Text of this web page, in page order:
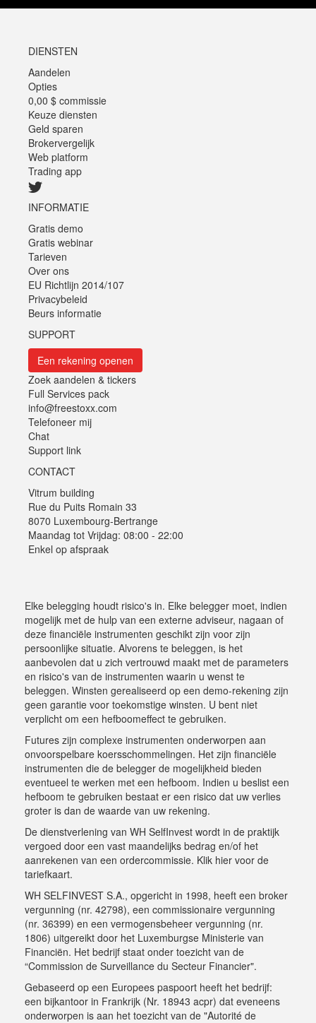
DIENSTEN
Aandelen
Opties
0,00 $ commissie
Keuze diensten
Geld sparen
Brokervergelijk
Web platform
Trading app
INFORMATIE
Gratis demo
Gratis webinar
Tarieven
Over ons
EU Richtlijn 2014/107
Privacybeleid
Beurs informatie
SUPPORT
Een rekening openen
Zoek aandelen & tickers
Full Services pack
info@freestoxx.com
Telefoneer mij
Chat
Support link
CONTACT
Vitrum building
Rue du Puits Romain 33
8070 Luxembourg-Bertrange
Maandag tot Vrijdag: 08:00 - 22:00
Enkel op afspraak
Elke belegging houdt risico's in. Elke belegger moet, indien
mogelijk met de hulp van een externe adviseur, nagaan of
deze financiële instrumenten geschikt zijn voor zijn
persoonlijke situatie. Alvorens te beleggen, is het
aanbevolen dat u zich vertrouwd maakt met de parameters
en risico's van de instrumenten waarin u wenst te
beleggen. Winsten gerealiseerd op een demo-rekening zijn
geen garantie voor toekomstige winsten. U bent niet
verplicht om een hefboomeffect te gebruiken.
Futures zijn complexe instrumenten onderworpen aan
onvoorspelbare koersschommelingen. Het zijn financiële
instrumenten die de belegger de mogelijkheid bieden
eventueel te werken met een hefboom. Indien u beslist een
hefboom te gebruiken bestaat er een risico dat uw verlies
groter is dan de waarde van uw rekening.
De dienstverlening van WH SelfInvest wordt in de praktijk
vergoed door een vast maandelijks bedrag en/of het
aanrekenen van een ordercommissie. Klik hier voor de
tariefkaart.
WH SELFINVEST S.A., opgericht in 1998, heeft een broker
vergunning (nr. 42798), een commissionaire vergunning
(nr. 36399) en een vermogensbeheer vergunning (nr.
1806) uitgereikt door het Luxemburgse Ministerie van
Financiën. Het bedrijf staat onder toezicht van de
“Commission de Surveillance du Secteur Financier".
Gebaseerd op een Europees paspoort heeft het bedrijf:
een bijkantoor in Frankrijk (Nr. 18943 acpr) dat eveneens
onderworpen is aan het toezicht van de "Autorité de